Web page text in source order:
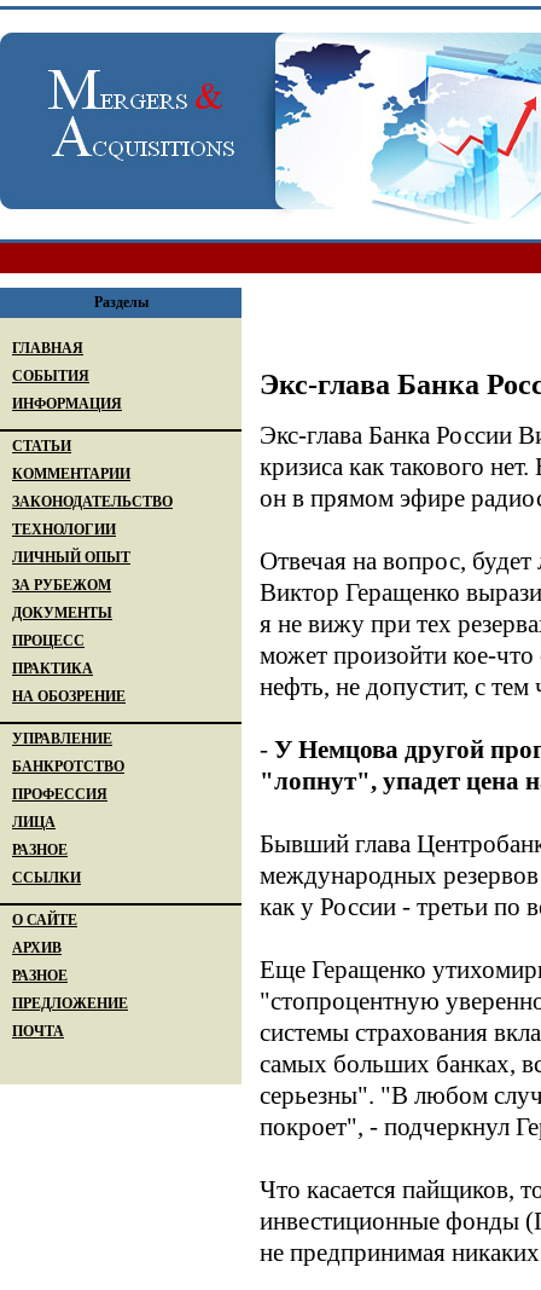
Разделы
ГЛАВНАЯ
СОБЫТИЯ
ИНФОРМАЦИЯ
СТАТЬИ
КОММЕНТАРИИ
ЗАКОНОДАТЕЛЬСТВО
ТЕХНОЛОГИИ
ЛИЧНЫЙ ОПЫТ
ЗА РУБЕЖОМ
ДОКУМЕНТЫ
ПРОЦЕСС
ПРАКТИКА
НА ОБОЗРЕНИЕ
УПРАВЛЕНИЕ
БАНКРОТСТВО
ПРОФЕССИЯ
ЛИЦА
РАЗНОЕ
ССЫЛКИ
О САЙТЕ
АРХИВ
РАЗНОЕ
ПРЕДЛОЖЕНИЕ
ПОЧТА
Экс-глава Банка
Экс-глава Банка России
кризиса как такового
он в прямом эфире
Отвечая на вопрос,
Виктор Геращенко
я не вижу при тех
может произойти кое-
нефть, не допустит, с
- У Немцова другой
"лопнут", упадет цена
Бывший глава
международных резервов
как у России - третьи по
Еще Геращенко
"стопроцентную
системы страхования
самых больших банках,
серьезны". "В любом
покроет", - подчеркнул
Что касается пайщиков,
инвестиционные фонды
не предпринимая